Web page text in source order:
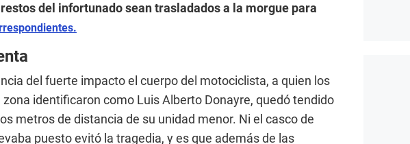
del infortunado sean trasladados a la morgue para
del fuerte impacto el cuerpo del motociclista, a quien los
identificaron como Luis Alberto Donayre, quedó tendido
metros de distancia de su unidad menor. Ni el casco de
puesto evitó la tragedia, y es que además de las